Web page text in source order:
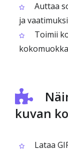
Auttaa
ja
Toimii
kuvan
Lataa